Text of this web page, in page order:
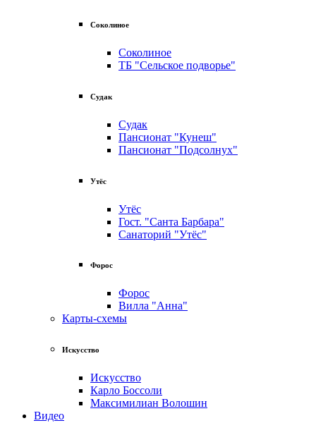
Соколиное
Соколиное
ТБ "Сельское подворье"
Судак
Судак
Пансионат "Кунеш"
Пансионат "Подсолнух"
Утёс
Утёс
Гост. "Санта Барбара"
Санаторий "Утёс"
Форос
Форос
Вилла "Анна"
Карты-схемы
Искусство
Искусство
Карло Боссоли
Максимилиан Волошин
Видео